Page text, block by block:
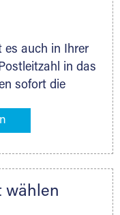
es auch in Ihrer
in das
sofort die
An zahlreichen
noch
alles
wählen